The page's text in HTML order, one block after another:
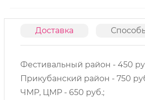
Доставка
Фестивальный район - 450
Прикубанский район - 750
ЧМР, ЦМР - 650 руб.;